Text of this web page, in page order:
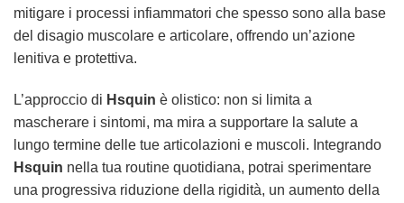
mitigare i processi infiammatori che spesso sono alla base
del disagio muscolare e articolare, offrendo un’azione
lenitiva e protettiva.
L’approccio di Hsquin è olistico: non si limita a
mascherare i sintomi, ma mira a supportare la salute a
lungo termine delle tue articolazioni e muscoli. Integrando
Hsquin nella tua routine quotidiana, potrai sperimentare
una progressiva riduzione della rigidità, un aumento della